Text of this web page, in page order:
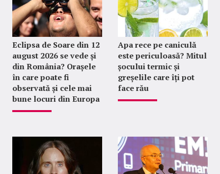
Eclipsa de Soare din 12
august 2026 se vede și
din România? Orașele
în care poate fi
observată și cele mai
bune locuri din Europa
Apa rece pe caniculă
este periculoasă? Mitul
șocului termic și
greșelile care îți pot
face rău